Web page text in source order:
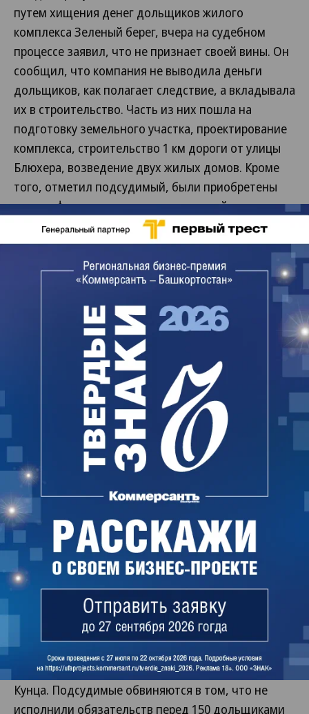
путем хищения денег дольщиков жилого
комплекса Зеленый берег, вчера на судебном
процессе заявил, что не признает своей вины. Он
сообщил, что компания не выводила деньги
дольщиков, как полагает следствие, а вкладывала
их в строительство. Часть из них пошла на
подготовку земельного участка, проектирование
комплекса, строительство 1 км дороги от улицы
Блюхера, возведение двух жилых домов. Кроме
того, отметил подсудимый, были приобретены
пять лифтов, в том числе панорамный «из-под
Парижа», и построена гостиница для МВД,
выделившего землю для строительства Зеленого
берега. Предоставление займов третьим лицам,
которым «Геострой» передавал деньги
дольщиков (по версии следствия, займы
предоставлялись аффилированным лицам
«Геостроя» и были возвращены лишь частично)
обвиняемый объяснил желанием компании
привлечь дополнительные источники
финансирования. Деньги выдавались обществам
«Бравит», «Геополис», занимавшимся
разработкой мазутных ям в Салавате, добычей
яшмы в Учалинском районе. По словам Андрея
Жука, впоследствии эти компании должны были
стать соинвесторами строительства ЖК. До 2008
года, заявил он, банки отказывали «Геострою» в
кредитах, так как компания долгое время не могла
оформить землю для строительства, а в 2008 году
взять кредит помешал мировой кризис. Кроме
того, в это время началось строительство
олимпийских объектов в Сочи, что удорожало
стоимость строительных материалов, посетовал
экс-директор. Сегодня суд должен допросить
второго экс-руководителя «Геостроя» Андрея
Кунца. Подсудимые обвиняются в том, что не
исполнили обязательств перед 150 дольщиками